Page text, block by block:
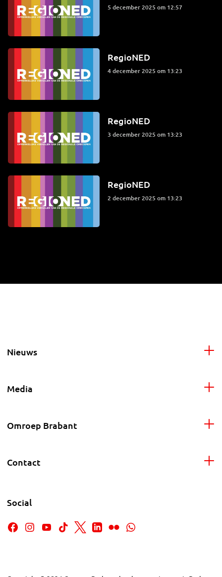
5 december 2025 om 12:57
RegioNED
4 december 2025 om 13:23
RegioNED
3 december 2025 om 13:23
RegioNED
2 december 2025 om 13:23
Nieuws
Media
Omroep Brabant
Contact
Social